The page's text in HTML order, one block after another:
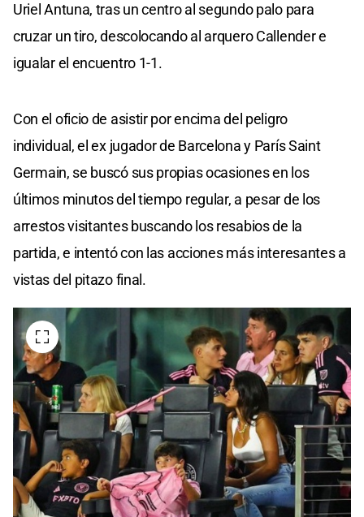
Uriel Antuna, tras un centro al segundo palo para
cruzar un tiro, descolocando al arquero Callender e
igualar el encuentro 1-1.
Con el oficio de asistir por encima del peligro
individual, el ex jugador de Barcelona y París Saint
Germain, se buscó sus propias ocasiones en los
últimos minutos del tiempo regular, a pesar de los
arrestos visitantes buscando los resabios de la
partida, e intentó con las acciones más interesantes a
vistas del pitazo final.